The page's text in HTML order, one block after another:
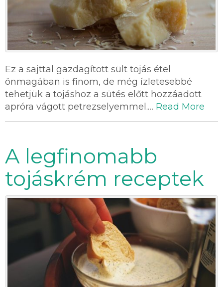
Ez a sajttal gazdagított sült tojás étel
önmagában is finom, de még ízletesebbé
tehetjük a tojáshoz a sütés előtt hozzáadott
apróra vágott petrezselyemmel.… Read More
A legfinomabb
tojáskrém receptek